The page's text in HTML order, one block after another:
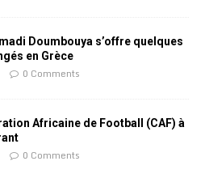
Doumbouya s’offre quelques
en Grèce
0 Comments
Africaine de Football (CAF) à
0 Comments